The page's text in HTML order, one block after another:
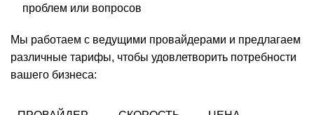
проблем или вопросов
Мы работаем с ведущими провайдерами и предлагаем
различные тарифы, чтобы удовлетворить потребности
вашего бизнеса: